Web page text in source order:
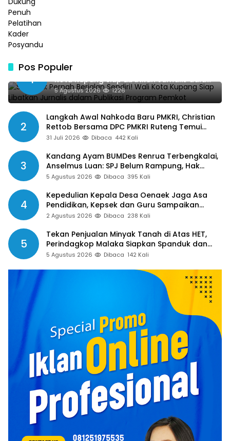
Pos Populer
1
SMSI Tak Pernah Berjalan Sendiri! Wali
Kota Kupang Siap Libatkan Jurnalis dalam
Publikasi Program Pemkot
5 Agustus 2026 1226
2
Langkah Awal Nahkoda Baru PMKRI, Christian
Rettob Bersama DPC PMKRI Ruteng Temui
Bupati Manggarai Perkuat Kolaborasi Masa
31 Juli 2026 Dibaca 442 Kali
3
Kandang Ayam BUMDes Renrua Terbengkalai,
Anselmus Luan: SPJ Belum Rampung, Hak
Aparat Desa Sejak Januari Belum Dibayar
5 Agustus 2026 Dibaca 395 Kali
4
Kepedulian Kepala Desa Oenaek Jaga Asa
Pendidikan, Kepsek dan Guru Sampaikan
Apresiasi
2 Agustus 2026 Dibaca 238 Kali
5
Tekan Penjualan Minyak Tanah di Atas HET,
Perindagkop Malaka Siapkan Spanduk dan
Nomor Pengaduan
5 Agustus 2026 Dibaca 142 Kali